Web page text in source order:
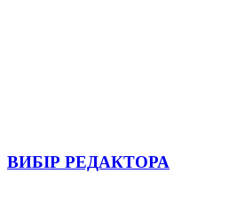
ВИБІР РЕДАКТОРА